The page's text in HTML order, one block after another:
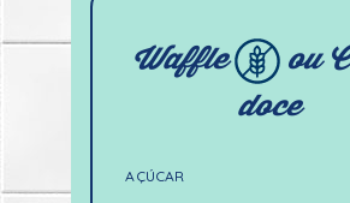
Waffle
ou
doce
AÇÚCAR